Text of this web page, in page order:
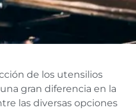
de los utensilios
gran diferencia en la
las diversas opciones